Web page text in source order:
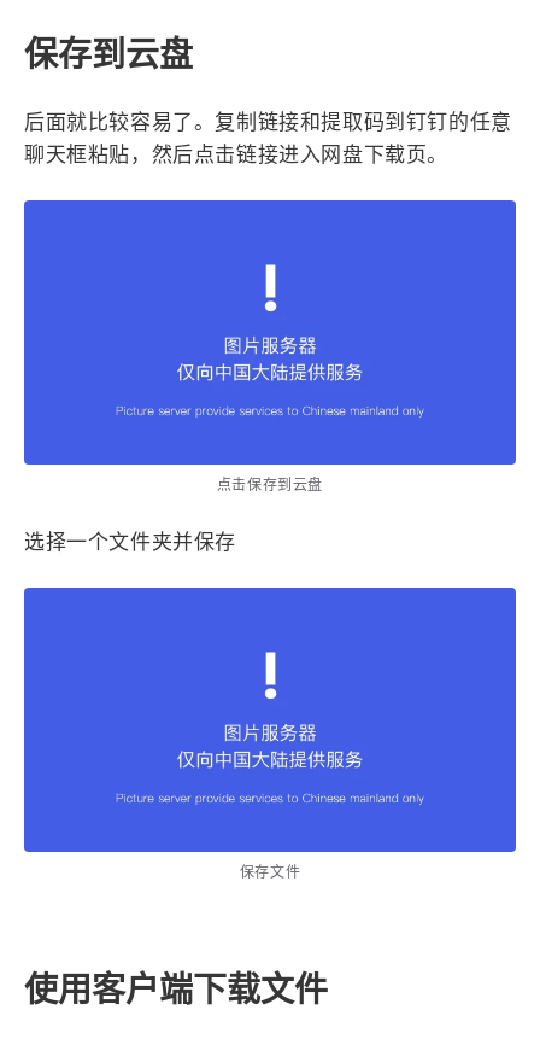
保存到云盘
后面就比较容易了。复制链接和提取码到钉钉的任意
聊天框粘贴，然后点击链接进入网盘下载页。
点击保存到云盘
选择一个文件夹并保存
保存文件
使用客户端下载文件